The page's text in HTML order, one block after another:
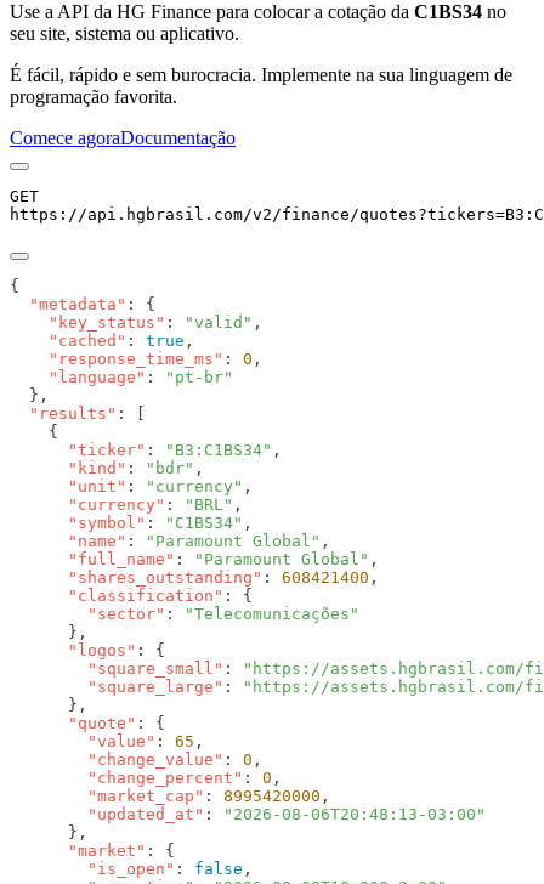
Use a API da HG Finance para colocar a cotação da C1BS34 no
seu site, sistema ou aplicativo.
É fácil, rápido e sem burocracia. Implemente na sua linguagem de
programação favorita.
Comece agoraDocumentação
GET
https://api.hgbrasil.com/v2/finance/quotes?tickers=
  "metadata"
    "key_status"
: "valid"
    "cached"
: true
    "response_time_ms"
: 0
    "language"
:
  "results"
      "ticker"
: "B3:C1BS34"
      "kind"
: "bdr"
      "unit"
: "currency"
      "currency"
: "BRL"
      "symbol"
: "C1BS34"
      "name"
: "Paramount Global"
      "full_name"
: "Paramount Global"
      "shares_outstanding"
: 608421400
      "classification"
        "sector"
:
      "logos"
        "square_small"
:
"https://assets.hgbrasil.com/
        "square_large"
:
      "quote"
        "value"
: 65
        "change_value"
: 0
        "change_percent"
: 0
        "market_cap"
: 8995420000
        "updated_at"
:
      "market"
        "is_open"
: false